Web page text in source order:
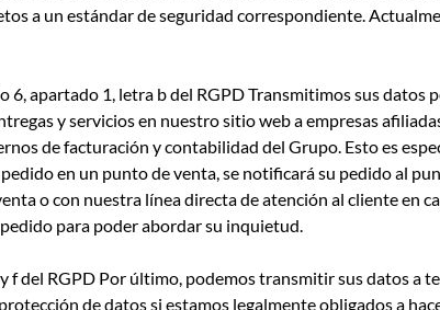
a un estándar de seguridad correspondiente.
apartado 1, letra b del RGPD Transmitimos sus datos
y servicios en nuestro sitio web a empresas
de facturación y contabilidad del Grupo. Esto es
en un punto de venta, se notificará su pedido al
o con nuestra línea directa de atención al cliente en
para poder abordar su inquietud.
f del RGPD Por último, podemos transmitir sus datos a
de datos si estamos legalmente obligados a